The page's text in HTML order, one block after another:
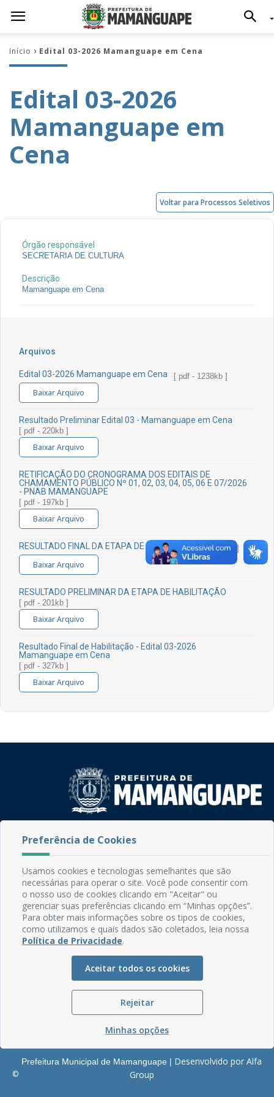
Início Edital 03-2026 Mamanguape em Cena
Edital 03-2026
Mamanguape em
Cena
Voltar para Processos Seletivos
Órgão responsável
SECRETARIA DE CULTURA
Descrição
Mamanguape em Cena
Arquivos
Edital 03-2026 Mamanguape em Cena [ pdf - 1238kb ]
Baixar Arquivo
Resultado Preliminar Edital 03 - Mamanguape em Cena
[ pdf - 220kb ]
Baixar Arquivo
RETIFICAÇÃO DO CRONOGRAMA DOS EDITAIS DE
CHAMAMENTO PÚBLICO Nº 01, 02, 03, 04, 05, 06 E 07/2026
- PNAB MAMANGUAPE
[ pdf - 197kb ]
Baixar Arquivo
RESULTADO FINAL DA ETAPA DE SELEÇÃO [ pdf - 223kb ]
Baixar Arquivo
RESULTADO PRELIMINAR DA ETAPA DE HABILITAÇÃO
[ pdf - 201kb ]
Baixar Arquivo
Resultado Final de Habilitação - Edital 03-2026
Mamanguape em Cena
[ pdf - 327kb ]
Baixar Arquivo
CEP: 58.280-000 - Mamanguape/PB
Fone: (83) 3292-2246
Email: comunicacao@mamanguape.pb.gov.br
Expediente: Segunda à Sexta, das 08h às 13h
Mapa do Site
Perguntas frequentes
Glossário
Serviços Internos
©
Prefeitura Municipal de Mamanguape | Desenvolvido por Alfa
Group
Preferência de Cookies
Usamos cookies e tecnologias semelhantes que são
necessárias para operar o site. Você pode consentir com
o nosso uso de cookies clicando em "Aceitar" ou
gerenciar suas preferências clicando em “Minhas opções”.
Para obter mais informações sobre os tipos de cookies,
como utilizamos e quais dados são coletados, leia nossa
Política de Privacidade.
Aceitar todos os cookies
Rejeitar
Minhas opções